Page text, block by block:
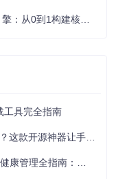
1构建核心系统的实践指南
工具完全指南